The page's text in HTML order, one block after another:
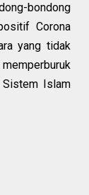
bondong
Corona
yang tidak
Sistem Islam